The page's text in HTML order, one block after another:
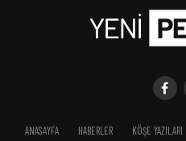
ANASAYFA HABERLER KÖŞE YAZILARI